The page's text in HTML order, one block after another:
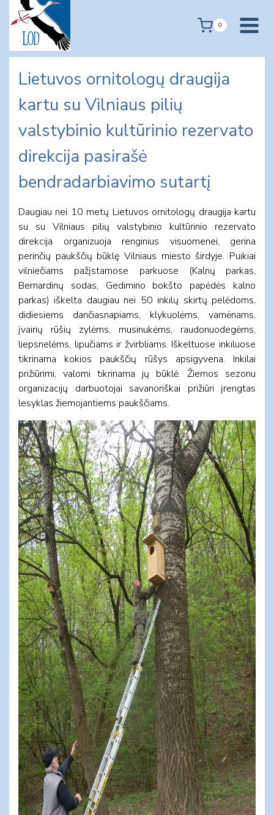
content
0
Lietuvos ornitologų draugija
kartu su Vilniaus pilių
valstybinio kultūrinio rezervato
direkcija pasirašė
bendradarbiavimo sutartį
Daugiau nei 10 metų Lietuvos ornitologų draugija kartu
su su Vilniaus pilių valstybinio kultūrinio rezervato
direkcija organizuoja renginius visuomenei, gerina
perinčių paukščių būklę Vilniaus miesto širdyje. Puikiai
vilniečiams pažįstamose parkuose (Kalnų parkas,
Bernardinų sodas, Gedimino bokšto papėdės kalno
parkas) iškelta daugiau nei 50 inkilų skirtų pelėdoms,
didiesiems dančiasnapiams, klykuolėms, varnėnams,
įvairių rūšių zylėms, musinukėms, raudonuodegėms,
liepsnelėms, lipučiams ir žvirbliams. Iškeltuose inkiluose
tikrinama kokios paukščių rūšys apsigyvena. Inkilai
prižiūrimi, valomi tikrinama jų būklė. Žiemos sezonu
organizacijų darbuotojai savanoriškai prižiūri įrengtas
lesyklas žiemojantiems paukščiams.